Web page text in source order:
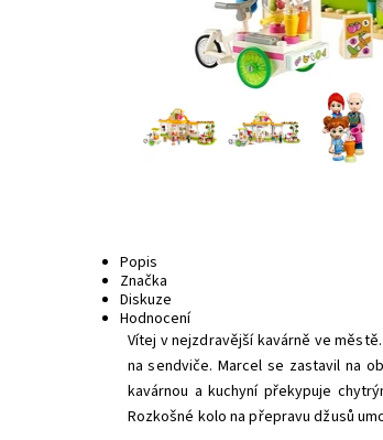
Popis
Značka
Diskuze
Hodnocení
Vítej v nejzdravější kavárně ve
na sendviče. Marcel se zastavil na
kavárnou a kuchyní překypuje
Rozkošné kolo na přepravu džusů